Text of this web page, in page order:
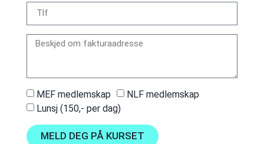
MEF medlemskap
NLF medlemskap
Lunsj (150,- per dag)
MELD DEG PÅ KURSET